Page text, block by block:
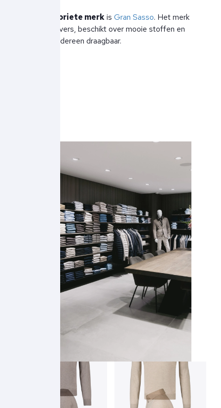
favoriete merkis Gran Sasso. Het merk
is heel divers, beschikt over mooie stoffen en
is voor iedereen draagbaar.